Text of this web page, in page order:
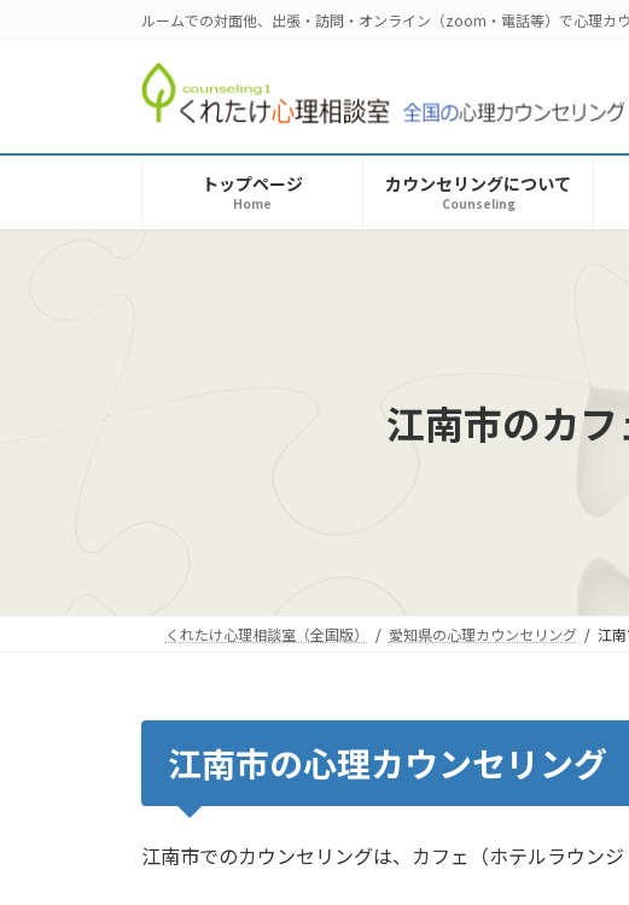
へ
ョ
ルームでの対面他、出張・訪問・オンライン（zoom・電話等）で心理カ
トップページ
Home
カウンセリングについて
Counseling
江南市のカフ
くれたけ心理相談室（全国版） 愛知県の心理カウンセリング 江
江南市の心理カウンセリング
江南市でのカウンセリングは、カフェ（ホテルラウン